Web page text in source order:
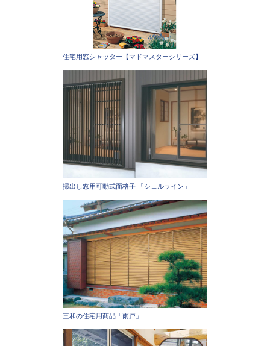
住宅用窓シャッター【マドマスターシリーズ】
掃出し窓用可動式面格子 「シェルライン」
三和の住宅用商品「雨戸」